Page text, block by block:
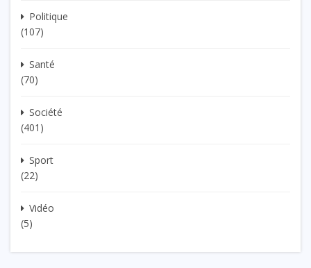
Politique
(107)
Santé
(70)
Société
(401)
Sport
(22)
Vidéo
(5)